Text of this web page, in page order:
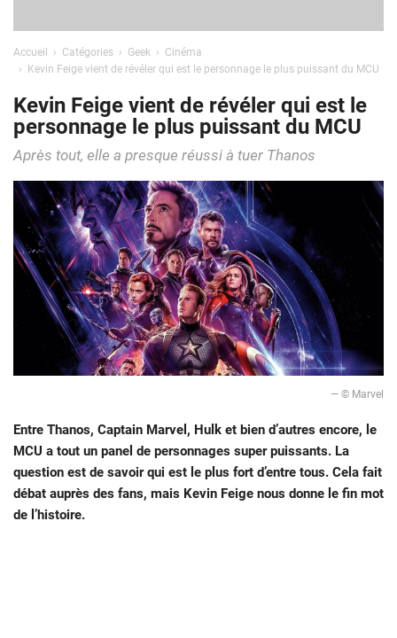
Accueil Catégories Geek
Cinéma
Kevin Feige vient de révéler qui est le personnage le plus puissant du MCU
Kevin Feige vient de révéler qui est le
personnage le plus puissant du MCU
Après tout, elle a presque réussi à tuer Thanos
— © Marvel
Entre Thanos, Captain Marvel, Hulk et bien d’autres encore, le
MCU a tout un panel de personnages super puissants. La
question est de savoir qui est le plus fort d’entre tous. Cela fait
débat auprès des fans, mais Kevin Feige nous donne le fin mot
de l’histoire.